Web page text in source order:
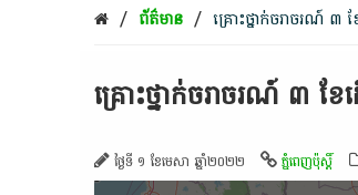
/ ព័ត៌មាន / គ្រោះថ្នាក់​ចរាចរណ៍​ ៣ ខ
គ្រោះថ្នាក់​ចរាចរណ៍​ ៣ ខែ​
ថ្ងៃទី ១ ខែមេសា ឆ្នាំ២០២២ ភ្នំពេញប៉ុស្តិ៍